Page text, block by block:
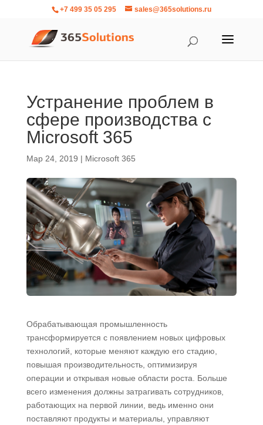
+7 499 35 05 295 sales@365solutions.ru
Устранение проблем в
сфере производства с
Microsoft 365
Мар 24, 2019 | Microsoft 365
Обрабатывающая промышленность
трансформируется с появлением новых цифровых
технологий, которые меняют каждую его стадию,
повышая производительность, оптимизируя
операции и открывая новые области роста. Больше
всего изменения должны затрагивать сотрудников,
работающих на первой линии, ведь именно они
поставляют продукты и материалы, управляют